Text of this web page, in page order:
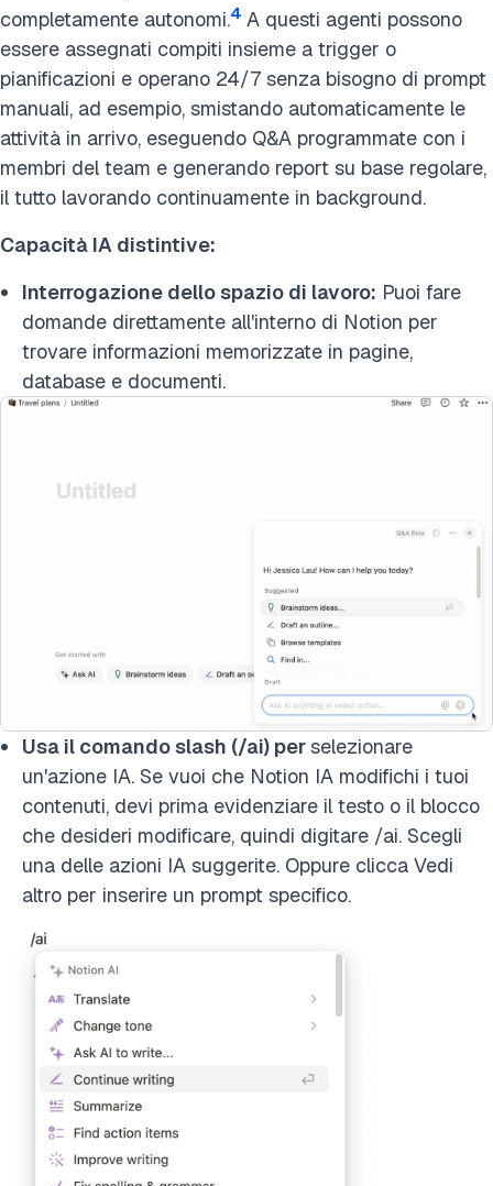
completamente autonomi.4 A questi agenti possono
essere assegnati compiti insieme a trigger o
pianificazioni e operano 24/7 senza bisogno di prompt
manuali, ad esempio, smistando automaticamente le
attività in arrivo, eseguendo Q&A programmate con i
membri del team e generando report su base regolare,
il tutto lavorando continuamente in background.
Capacità IA distintive:
Interrogazione dello spazio di lavoro: Puoi fare
domande direttamente all'interno di Notion per
trovare informazioni memorizzate in pagine,
database e documenti.
Usa il comando slash (/ai) perselezionare
un'azione IA. Se vuoi che Notion IA modifichi i tuoi
contenuti, devi prima evidenziare il testo o il blocco
che desideri modificare, quindi digitare /ai. Scegli
una delle azioni IA suggerite. Oppure clicca Vedi
altro per inserire un prompt specifico.